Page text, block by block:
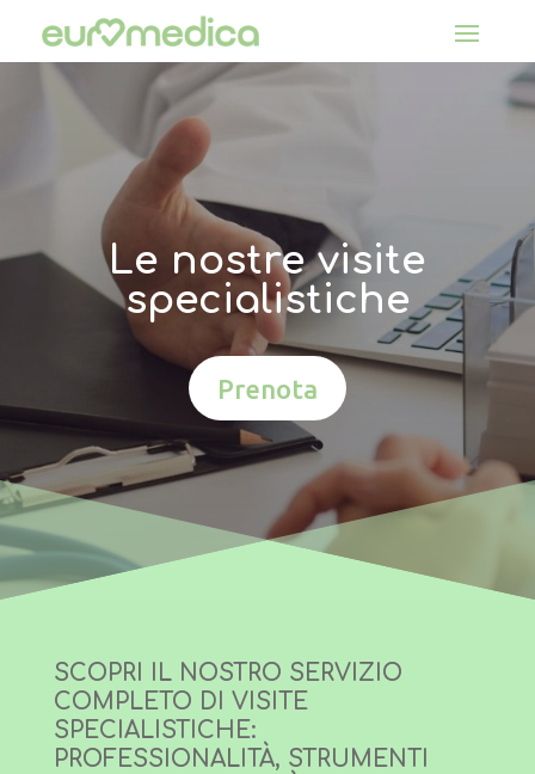
Le nostre visite
specialistiche
Prenota
SCOPRI IL NOSTRO SERVIZIO
COMPLETO DI VISITE
SPECIALISTICHE:
PROFESSIONALITÀ, STRUMENTI